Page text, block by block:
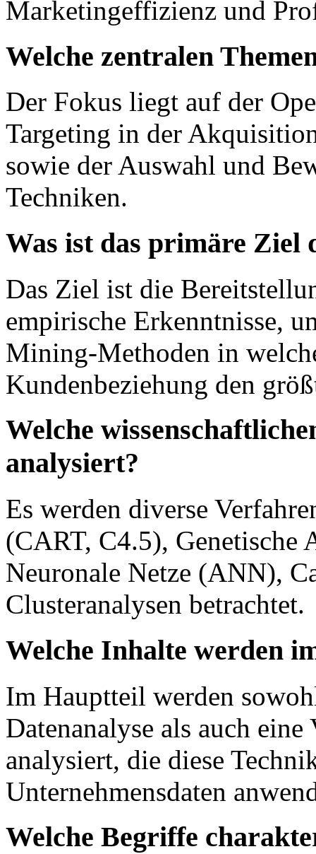
Marketingeffizienz und
Welche zentralen
Der Fokus liegt auf der
Targeting in der
sowie der Auswahl und
Techniken.
Was ist das primäre Ziel
Das Ziel ist die
empirische Erkenntnisse,
Mining-Methoden in
Kundenbeziehung den
Welche
analysiert?
Es werden diverse
(CART, C4.5),
Neuronale Netze (ANN),
Clusteranalysen betrachtet.
Welche Inhalte werden
Im Hauptteil werden
Datenanalyse als auch
analysiert, die diese
Unternehmensdaten
Welche Begriffe